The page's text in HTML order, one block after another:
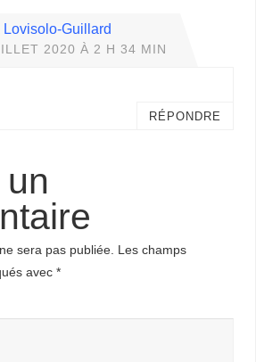
Lovisolo-Guillard
2020 À 2 H 34 MIN
RÉPONDRE
sera pas publiée. Les champs
avec*